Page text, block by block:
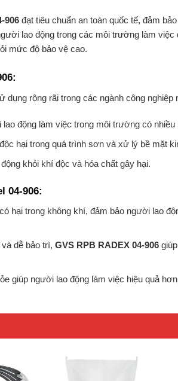
906 đạt tiêu chuẩn an toàn quốc tế, đảm
lao động trong các môi trường làm việc
mức độ bảo vệ cao.
dụng rộng rãi trong các ngành công nghiệp
động làm việc trong môi trường có nhiều
hại trong quá trình sơn và xử lý bề mặt
khỏi khí độc và hóa chất gây hại.
04-906:
hại trong không khí, đảm bảo người lao
dễ bảo trì, GVS RPB RADEX 04-906giúp
giúp người lao động làm việc hiệu quả